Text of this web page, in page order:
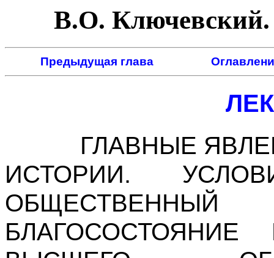
В.О. Ключевский.
Предыдущая глава
ГЛАВНЫЕ
ИСТОРИИ.